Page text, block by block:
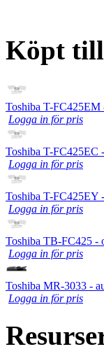
Köpt
Toshiba T-FC425EM
Logga in för pris
Toshiba T-FC425EC
Logga in för pris
Toshiba T-FC425EY
Logga in för pris
Toshiba TB-FC425 -
Logga in för pris
Toshiba MR-3033 -
Logga in för pris